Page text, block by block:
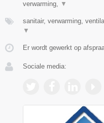
verwarming,
▼
sanitair, verwarming,
▼
Er wordt gewerkt op
Sociale media: